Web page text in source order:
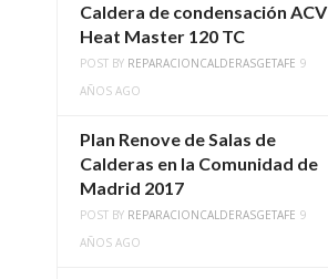
Caldera de condensación ACV
Heat Master 120 TC
POST BY REPARACIONCALDERASGETAFE 9
AÑOS AGO
Plan Renove de Salas de
Calderas en la Comunidad de
Madrid 2017
POST BY REPARACIONCALDERASGETAFE 9
AÑOS AGO